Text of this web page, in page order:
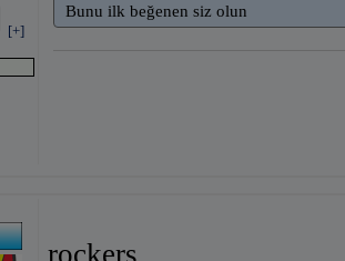
[+]
Bunu ilk beğenen siz olun
rockers